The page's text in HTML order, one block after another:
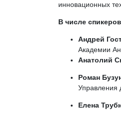
инновационных
В числе
Андрей
Академии
Анатолий
Роман
Управления
Елена